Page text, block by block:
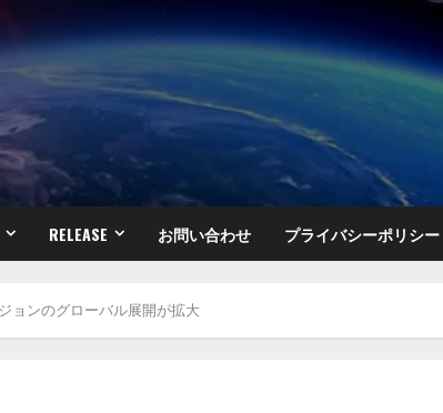
RELEASE お問い合わせ プライバシーポリシー
ョンのグローバル展開が拡大